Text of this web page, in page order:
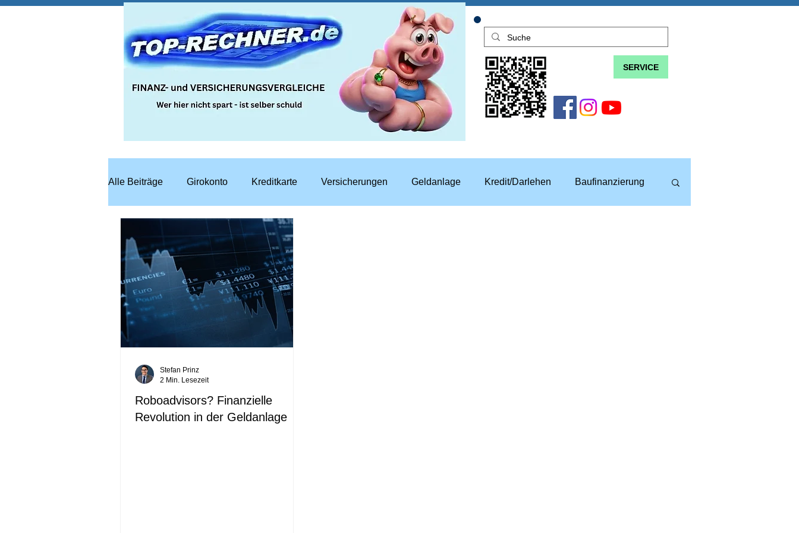
SERVICE
Alle Beiträge Girokonto Kreditkarte Versicherungen Geldanlage Kredit/Darlehen Baufinanzierung
Bausparen
Roboadvisors? Finanzielle
Revolution in der Geldanlage
Stefan Prinz
2 Min. Lesezeit